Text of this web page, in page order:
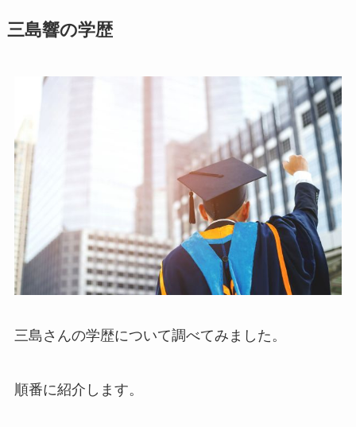
三島響の学歴
三島さんの学歴について調べてみました。
順番に紹介します。